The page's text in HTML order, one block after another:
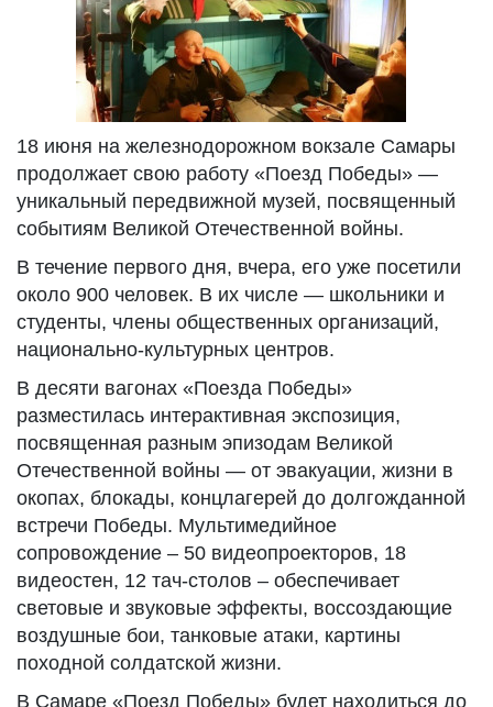
18 июня на железнодорожном вокзале Самары
продолжает свою работу «Поезд Победы» —
уникальный передвижной музей, посвященный
событиям Великой Отечественной войны.
В течение первого дня, вчера, его уже посетили
около 900 человек. В их числе — школьники и
студенты, члены общественных организаций,
национально-культурных центров.
В десяти вагонах «Поезда Победы»
разместилась интерактивная экспозиция,
посвященная разным эпизодам Великой
Отечественной войны — от эвакуации, жизни в
окопах, блокады, концлагерей до долгожданной
встречи Победы. Мультимедийное
сопровождение – 50 видеопроекторов, 18
видеостен, 12 тач-столов – обеспечивает
световые и звуковые эффекты, воссоздающие
воздушные бои, танковые атаки, картины
походной солдатской жизни.
В Самаре «Поезд Победы» будет находиться до